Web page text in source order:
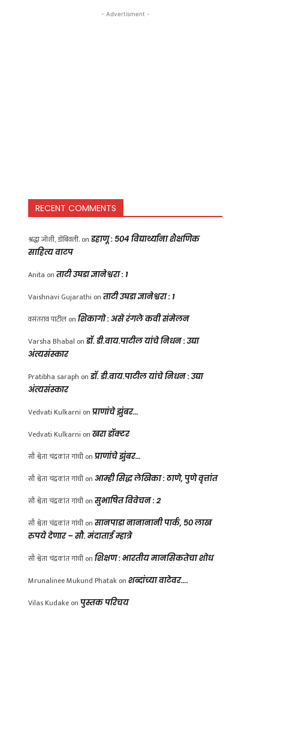
- Advertisment -
RECENT COMMENTS
श्रद्धा जोशी, डोंबिवली. on डहाणू : ५०४ विद्यार्थ्यांना शैक्षणिक
साहित्य वाटप
Anita on ताटी उघडा ज्ञानेश्वरा : 1
Vaishnavi Gujarathi on ताटी उघडा ज्ञानेश्वरा : 1
वसंतराव पाटील on शिकागो : असे रंगले कवी संमेलन
Varsha Bhabal on डॉ. डी.वाय.पाटील यांचे निधन : उद्या
अंत्यसंस्कार
Pratibha saraph on डॉ. डी.वाय.पाटील यांचे निधन : उद्या
अंत्यसंस्कार
Vedvati Kulkarni on प्राणांचे झुंबर…
Vedvati Kulkarni on खरा डॉक्टर
सौ श्वेता चंद्रकांत गांधी on प्राणांचे झुंबर…
सौ श्वेता चंद्रकांत गांधी on आम्ही सिद्ध लेखिका : ठाणे, पुणे वृत्तांत
सौ श्वेता चंद्रकांत गांधी on सुभाषित विवेचन : 2
सौ श्वेता चंद्रकांत गांधी on सानपाडा नानानानी पार्क, ५० लाख
रुपये देणार – सौ. मंदाताई म्हात्रे
सौ श्वेता चंद्रकांत गांधी on शिक्षण : भारतीय मानसिकतेचा शोध
Mrunalinee Mukund Phatak on शब्दांच्या वाटेवर….
Vilas Kudake on पुस्तक परिचय